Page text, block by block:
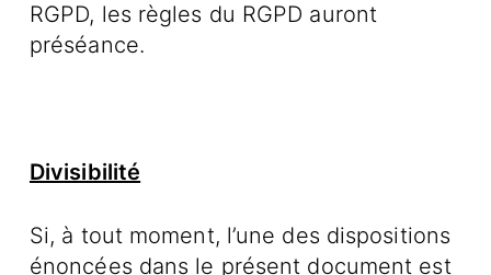
RGPD, les règles du RGPD auront
préséance.
Divisibilité
Si, à tout moment, l’une des dispositions
énoncées dans le présent document est